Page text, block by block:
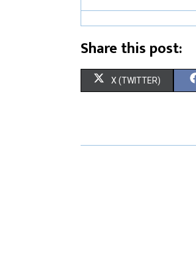
Share this post:
X (TWITTER)